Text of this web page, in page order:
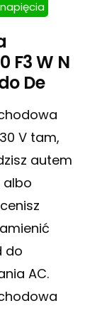
F3 W N
De
V tam,
autem
albo
do
AC.